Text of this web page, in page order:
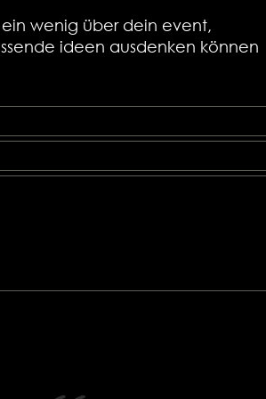
ein wenig über dein event,
ideen ausdenken können